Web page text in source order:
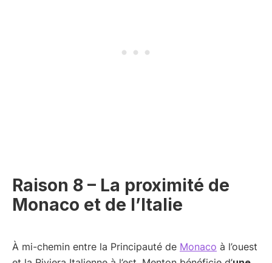
Raison 8 – La proximité de
Monaco et de l’Italie
À mi-chemin entre la Principauté de Monaco à l’ouest